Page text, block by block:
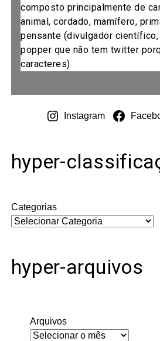
composto principalmente de
animal, cordado, mamífero,
pensante (divulgador
popper que não tem twitter
caracteres)
Instagram
hyper-
Categorias
hyper-arquivos
Arquivos